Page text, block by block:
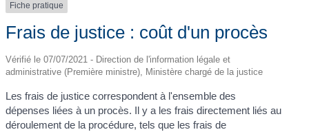
Fiche pratique
Frais de justice : coût d'un procès
Vérifié le 07/07/2021 - Direction de l'information légale et
administrative (Première ministre), Ministère chargé de la justice
Les frais de justice correspondent à l'ensemble des
dépenses liées à un procès. Il y a les frais directement liés au
déroulement de la procédure, tels que les frais de